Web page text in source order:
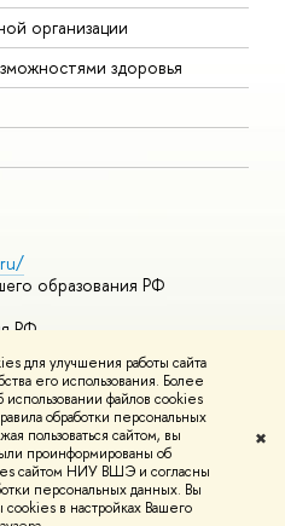
для улучшения работы сайта
его использования. Более
файлов cookies
обработки персональных
пользоваться сайтом, вы
проинформированы об
сайтом НИУ ВШЭ и согласны
персональных данных. Вы
в настройках Вашего
✖
организации
здоровья
образования РФ
РФ
курсы
и контактыУсловия
конфиденциальности
вШколе дизайна НИУ